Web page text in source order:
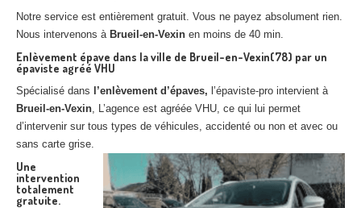
Notre service est entièrement gratuit. Vous ne payez absolument rien.
Nous intervenons àBrueil-en-Vexin en moins de 40 min.
Enlèvement épave dans la ville de Brueil-en-Vexin(78) par un
épaviste agréé VHU
Spécialisé dans l’enlèvement d’épaves, l’épaviste-pro intervient à
Brueil-en-Vexin, L’agence est agréée VHU, ce qui lui permet
d’intervenir sur tous types de véhicules, accidenté ou non et avec ou
sans carte grise.
Une
intervention
totalement
gratuite.